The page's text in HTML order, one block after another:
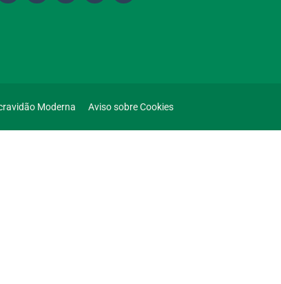
Moderna Aviso sobre Cookies